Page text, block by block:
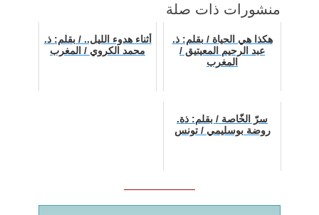
منشورات ذات صلة
هكذا هي الحياة / بقلم: ذ.
عبد الرحيم المعيتيق /
المغرب
أثناء هدوء الليل.. / بقلم: ذ.
محمد الكروي / المغرب
سرّ الخّاصة / بقلم: ذة.
روضة بوسليمي / تونس